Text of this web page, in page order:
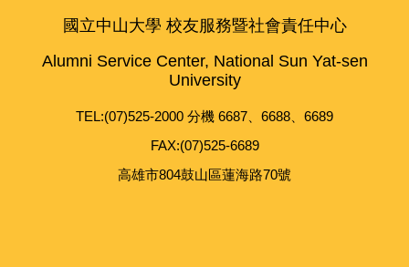
國立中山大學 校友服務暨社會責任中心
Alumni Service Center, National Sun Yat-sen
University
TEL:(07)525-2000 分機 6687、6688、6689
FAX:(07)525-6689
高雄市804鼓山區蓮海路70號